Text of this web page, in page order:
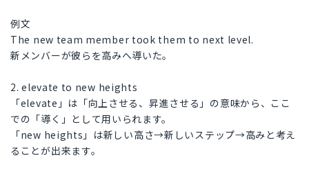
例文
The new team member took them to next level.
新メンバーが彼らを高みへ導いた。
2. elevate to new heights
「elevate」は「向上させる、昇進させる」の意味から、ここ
での「導く」として用いられます。
「new heights」は新しい高さ→新しいステップ→高みと考え
ることが出来ます。